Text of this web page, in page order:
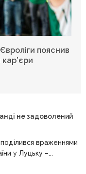
пояснив
не задоволений
враженнями
у Луцьку –...